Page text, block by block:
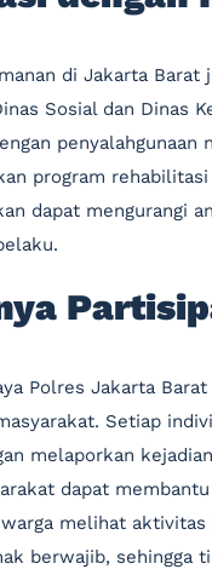
di Jakarta
Sosial dan Dinas
penyalahgunaan
program
dapat mengurangi
Polres Jakarta
Setiap
melaporkan
dapat
melihat
berwajib, sehingga